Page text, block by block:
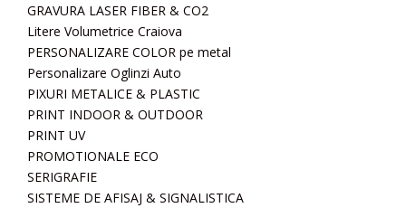
GRAVURA LASER FIBER & CO2
Litere Volumetrice Craiova
PERSONALIZARE COLOR pe metal
Personalizare Oglinzi Auto
PIXURI METALICE & PLASTIC
PRINT INDOOR & OUTDOOR
PRINT UV
PROMOTIONALE ECO
SERIGRAFIE
SISTEME DE AFISAJ & SIGNALISTICA